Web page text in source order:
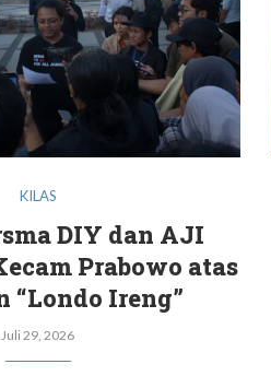
KILAS
DIY dan AJI
Prabowo atas
“Londo Ireng”
Juli 29, 2026